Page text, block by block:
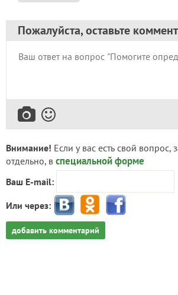
Пожалуйста, оставьте
Внимание! Если у вас есть свой вопрос,
отдельно, в специальной форме
Ваш E-mail:
Или через:
добавить комментарий